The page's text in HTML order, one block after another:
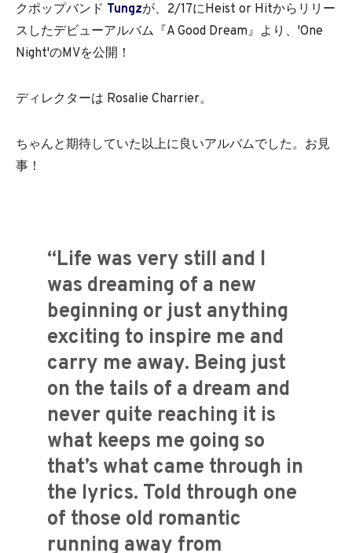
クポップバンド Tungzが、2/17にHeist or Hitからリリー
スしたデビューアルバム『A Good Dream』より、'One
Night'のMVを公開！
ディレクターは Rosalie Charrier。
ちゃんと期待していた以上に良いアルバムでした。お見
事！
“Life was very still and I
was dreaming of a new
beginning or just anything
exciting to inspire me and
carry me away. Being just
on the tails of a dream and
never quite reaching it is
what keeps me going so
that’s what came through in
the lyrics. Told through one
of those old romantic
running away from